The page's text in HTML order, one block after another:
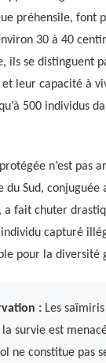
préhensile, font
30 à 40
ils se distinguent
leur capacité à
500 individus
n’est pas
du Sud,
a fait chuter
individu capturé
pour la diversité
: Les
la survie est
ne constitue pas